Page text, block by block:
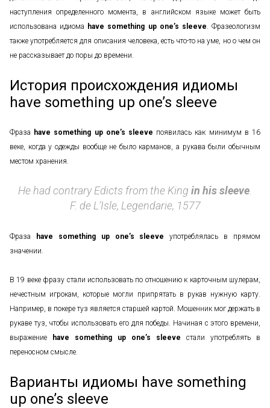
наступления определенного момента, в английском языке может быть
использована идиома have something up one’s sleeve . Фразеологизм
также употребляется для описания человека, есть что-то на уме, но о чем он
не рассказывает до поры до времени.
История происхождения идиомы
have something up one’s sleeve
Фраза have something up one’s sleeve появилась как минимум в 16
веке, когда у одежды вообще не было карманов, а рукава были обычным
местом хранения.
He had contrary Edicts from the King in his sleeve
F. de L’Isle, Legendarie, 1577
Фраза have something up one’s sleeve употреблялась в прямом
значении.
В 19 веке фразу стали использовать по отношению к карточным шулерам,
нечестным игрокам, которые могли припрятать в рукав нужную карту.
Например, в покере туз является старшей картой. Мошенник мог держать в
рукаве туз, чтобы использовать его для победы. Начиная с этого времени,
выражение
have something up one’s sleeve стали употреблять в
переносном смысле.
Варианты идиомы have something
up one’s sleeve